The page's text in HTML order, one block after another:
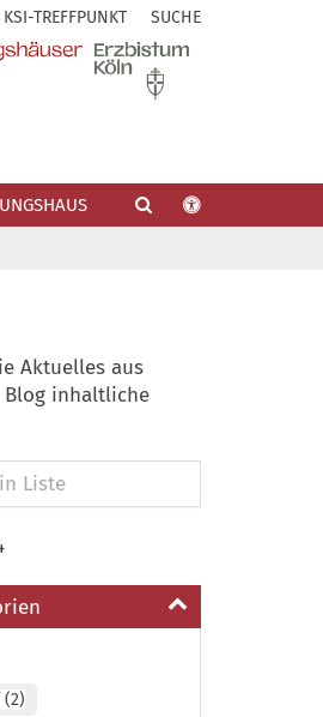
KSI-TREFFPUNKT SUCHE
Aktuelles aus
Blog inhaltliche
2